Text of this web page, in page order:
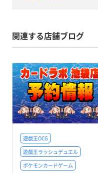
関連する店舗ブログ
遊戯王OCG
遊戯王ラッシュデュエル
ポケモンカードゲーム